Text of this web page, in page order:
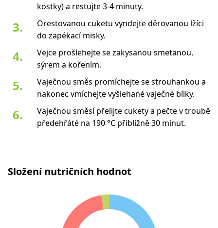
kostky) a restujte 3-4 minuty.
Orestovanou cuketu vyndejte děrovanou lžíci
do zapékací misky.
Vejce prošlehejte se zakysanou smetanou,
sýrem a kořením.
Vaječnou směs promíchejte se strouhankou a
nakonec vmíchejte vyšlehané vaječné bílky.
Vaječnou směsí přelijte cukety a pečte v troubě
předehřáté na 190 °C přibližně 30 minut.
Složení nutričních hodnot